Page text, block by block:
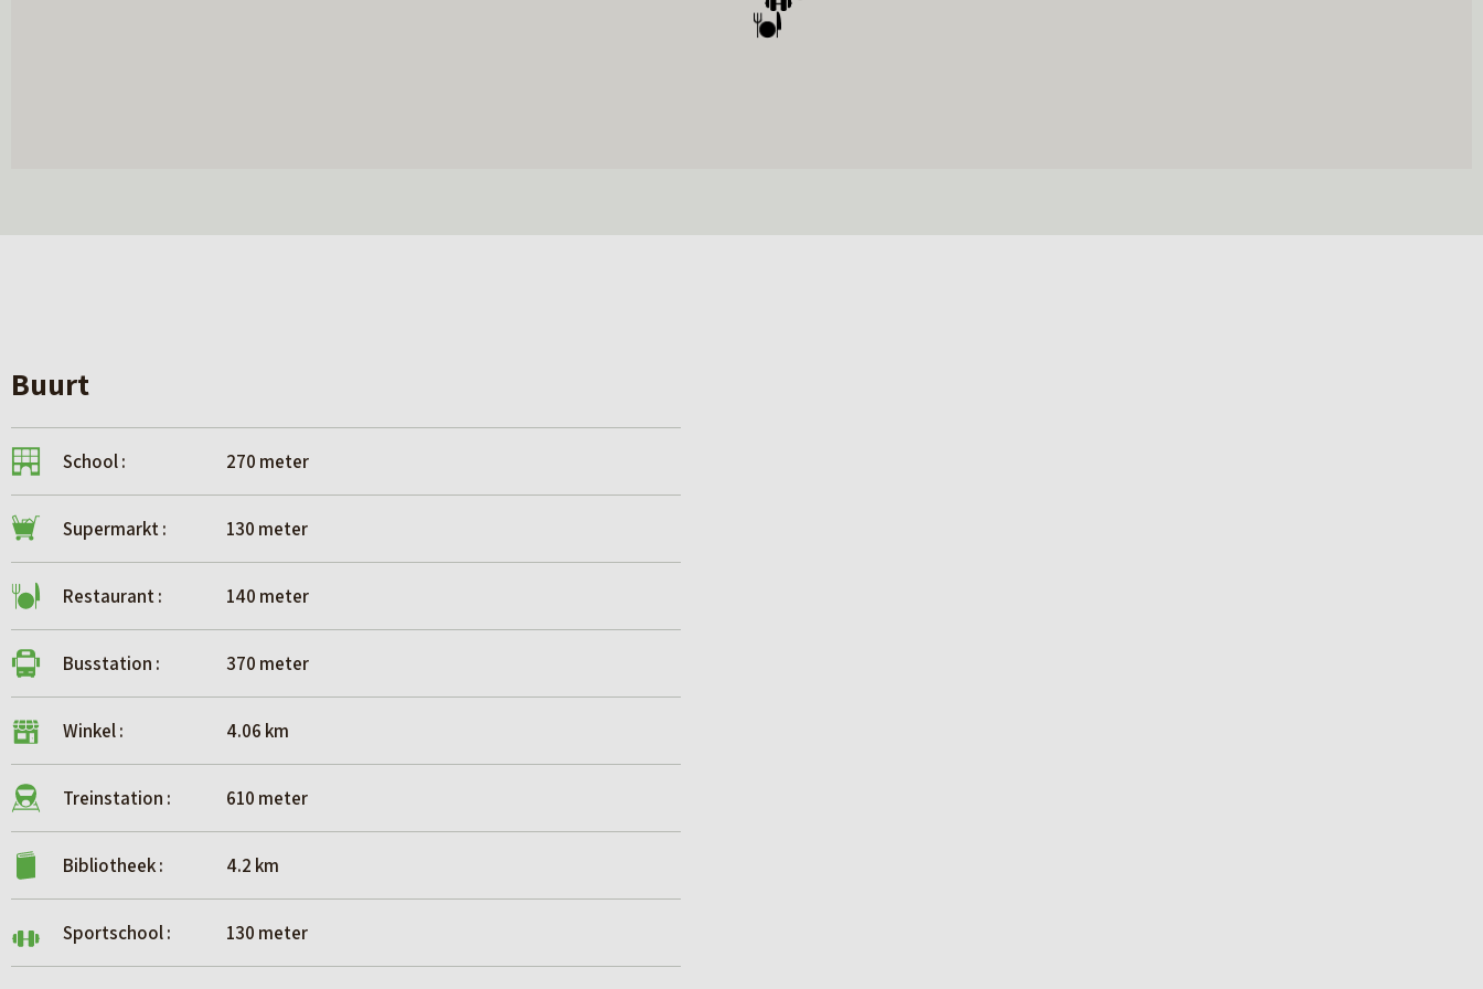
Buurt
School : 270 meter
Supermarkt : 130 meter
Restaurant : 140 meter
Busstation : 370 meter
Winkel : 4.06 km
Treinstation : 610 meter
Bibliotheek : 4.2 km
Sportschool : 130 meter